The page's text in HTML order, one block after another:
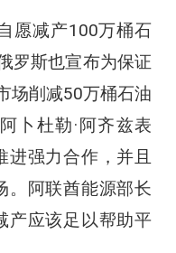
愿减产100万桶石
罗斯也宣布为保证
场削减50万桶石油
卜杜勒·阿齐兹表
进强力合作，并且
。阿联酋能源部长
产应该足以帮助平